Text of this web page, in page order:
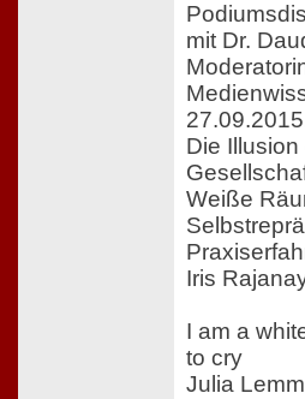
mit Dr.
Die
Weiße
Iris
I am a
to cry
Julia